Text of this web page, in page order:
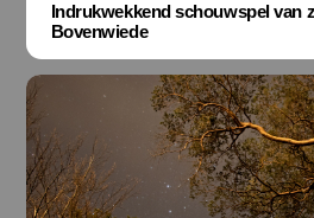
Indrukwekkend schouwspel van
Bovenwiede